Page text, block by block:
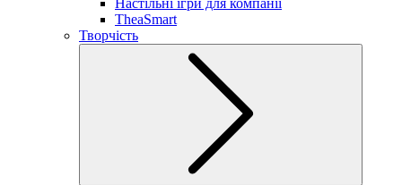
Настільні ігри для компанії
TheaSmart
Творчість